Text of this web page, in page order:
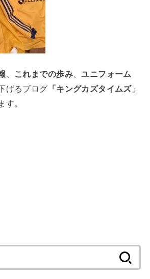
これまでの歩み、ユニフォーム
げるブログ 「キングカズタイムズ」
す。
索